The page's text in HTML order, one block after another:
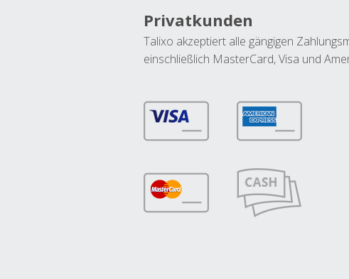
Privatkunden
Talixo akzeptiert alle gängigen
einschließlich MasterCard, Visa und